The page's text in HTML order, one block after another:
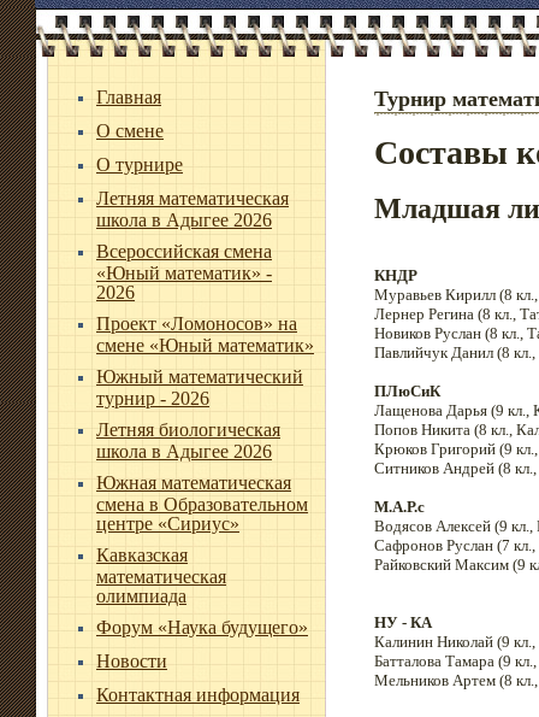
Главная
О смене
О турнире
Летняя математическая
школа в Адыгее 2026
Всероссийская смена
«Юный математик» -
2026
Проект «Ломоносов» на
смене «Юный математик»
Южный математический
турнир - 2026
Летняя биологическая
школа в Адыгее 2026
Южная математическая
смена в Образовательном
центре «Сириус»
Кавказская
математическая
олимпиада
Форум «Наука будущего»
Новости
Контактная информация
Турнир
Составы
Младшая
КНДР
Муравьев Кирилл (8
Лернер Регина (8 кл.,
Новиков Руслан (8 кл.,
Павлийчук Данил (8
ПЛюСиК
Лащенова Дарья (9 кл.,
Попов Никита (8 кл.,
Крюков Григорий (9
Ситников Андрей (8
М.А.Р.с
Водясов Алексей (9 кл.,
Сафронов Руслан (7 кл.,
Райковский Максим (9
НУ - КА
Калинин Николай (9
Батталова Тамара (9
Мельников Артем (8